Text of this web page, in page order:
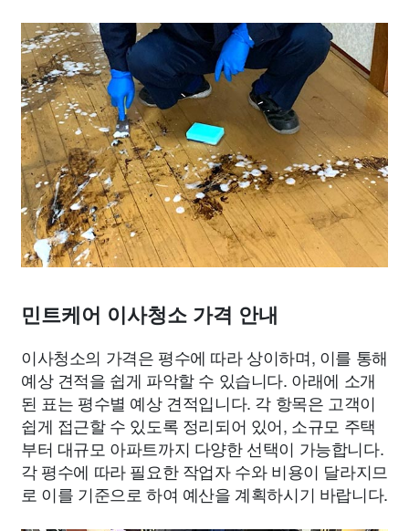
민트케어 이사청소 가격 안내
이사청소의 가격은 평수에 따라 상이하며, 이를 통해
예상 견적을 쉽게 파악할 수 있습니다. 아래에 소개
된 표는 평수별 예상 견적입니다. 각 항목은 고객이
쉽게 접근할 수 있도록 정리되어 있어, 소규모 주택
부터 대규모 아파트까지 다양한 선택이 가능합니다.
각 평수에 따라 필요한 작업자 수와 비용이 달라지므
로 이를 기준으로 하여 예산을 계획하시기 바랍니다.